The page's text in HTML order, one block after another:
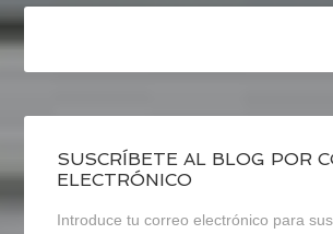
SUSCRÍBETE AL BLOG POR
ELECTRÓNICO
Introduce tu correo electrónico para